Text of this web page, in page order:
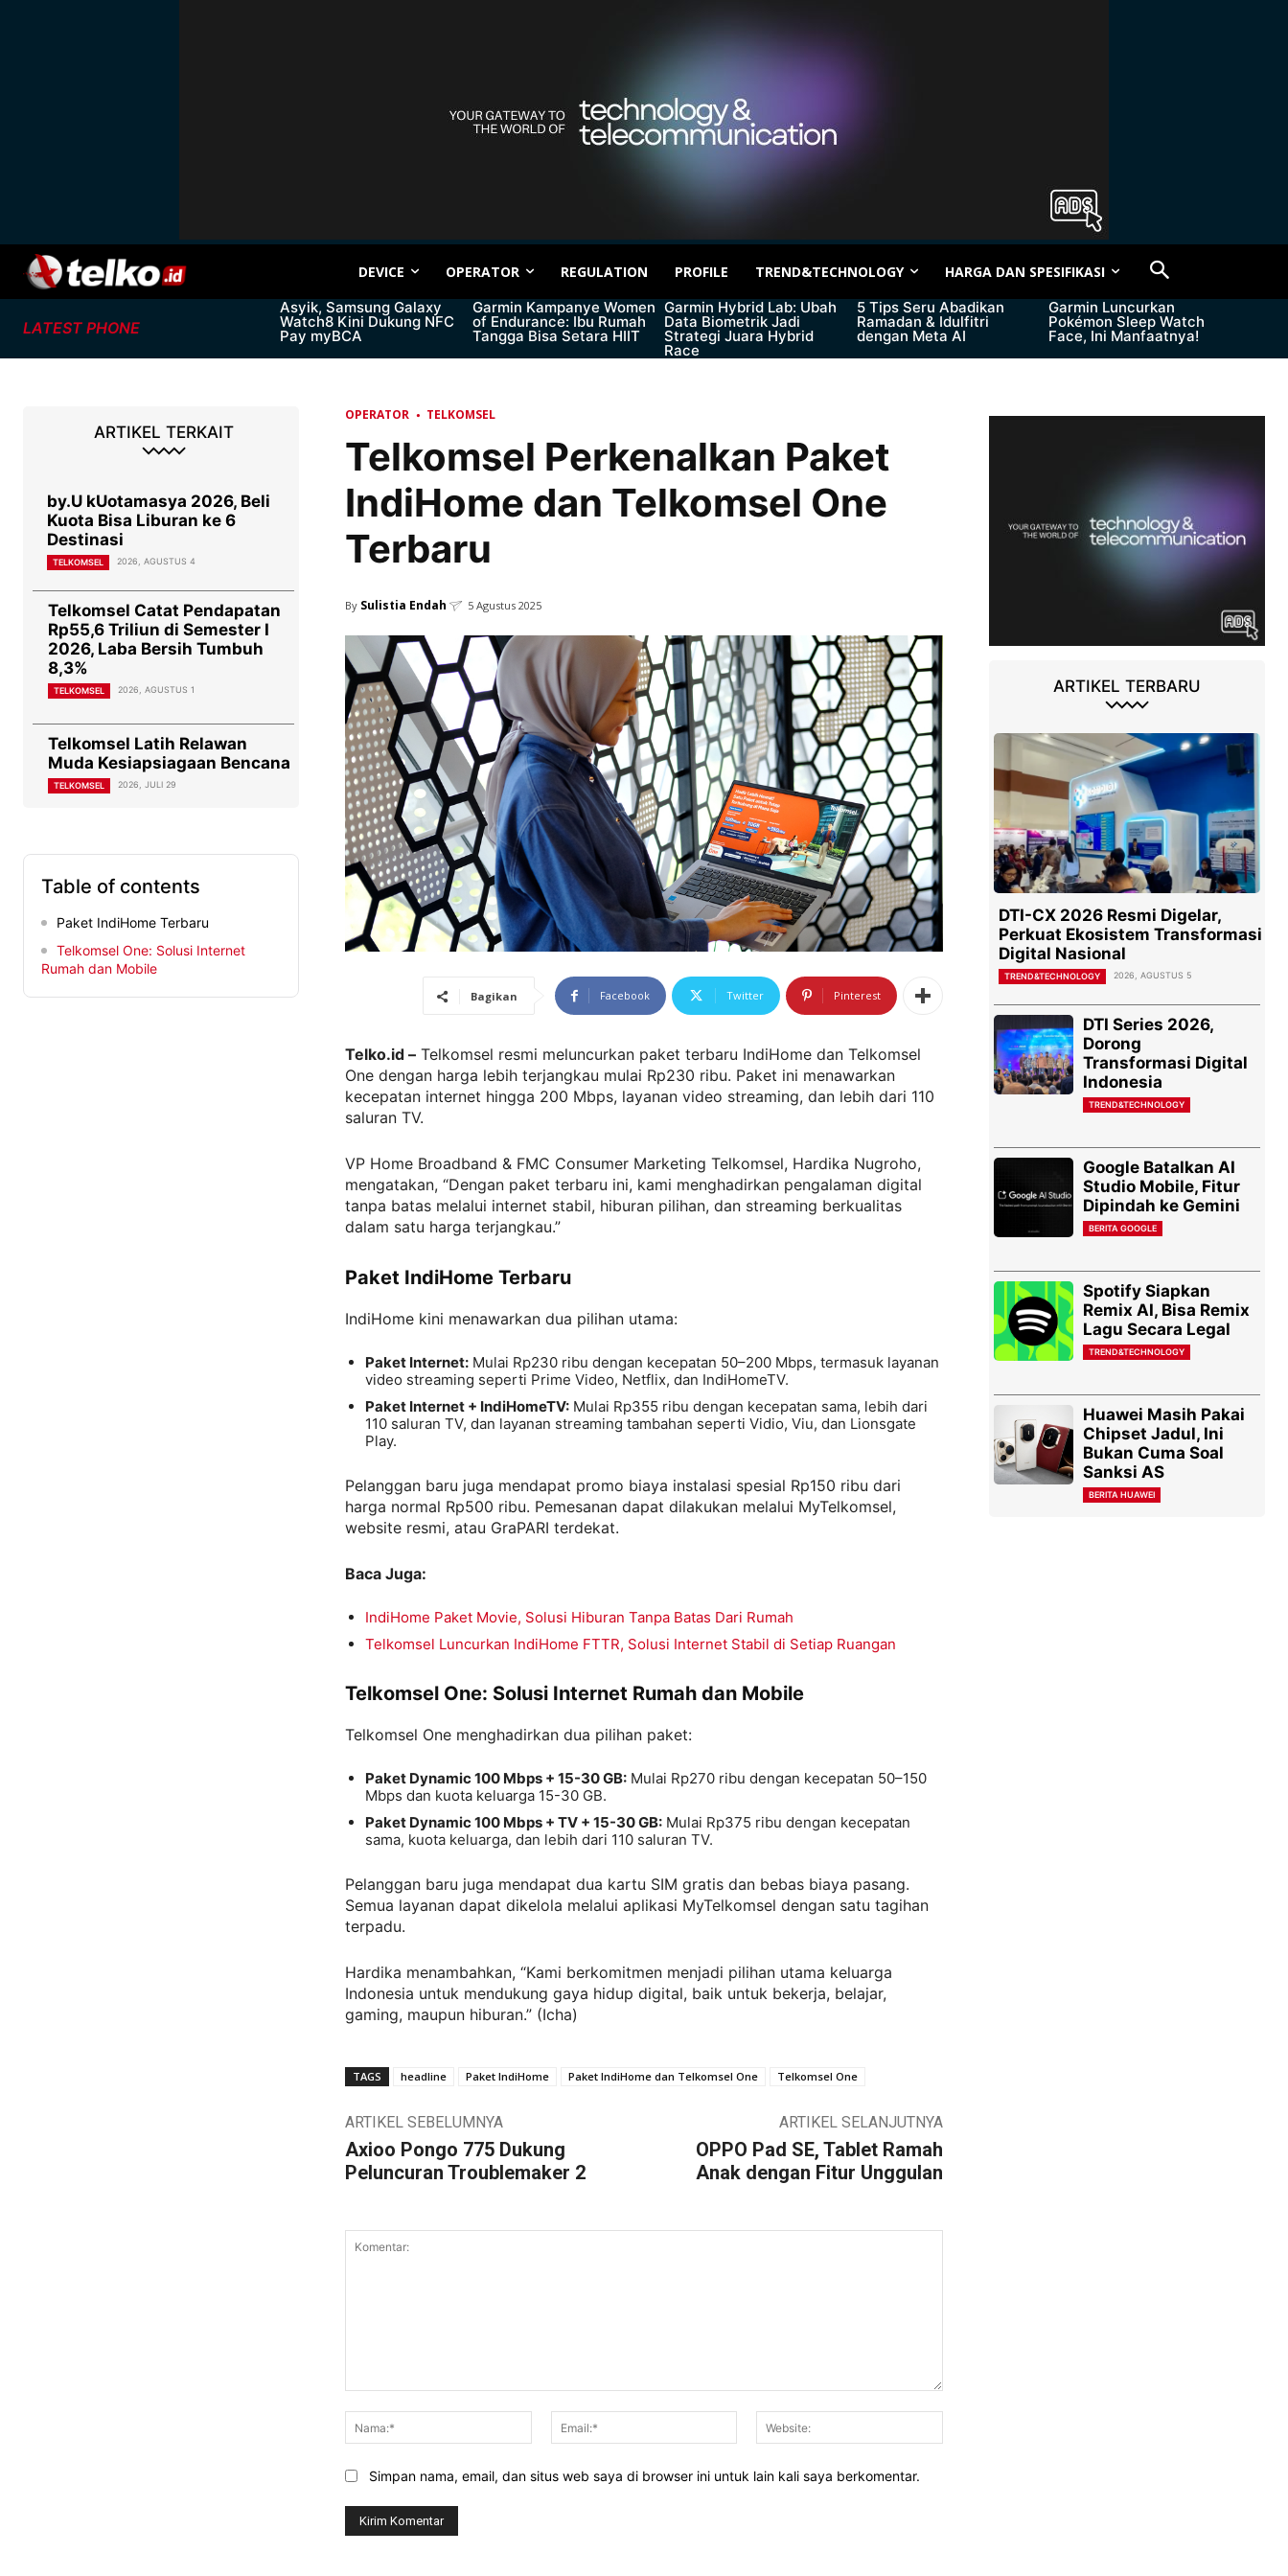
DEVICE OPERATOR REGULATION PROFILE TREND&TECHNOLOGY HARGA DAN SPESIFIKASI
LATEST PHONE
Asyik, Samsung Galaxy
Watch8 Kini Dukung NFC
Pay myBCA
Garmin Kampanye Women
of Endurance: Ibu Rumah
Tangga Bisa Setara HIIT
Garmin Hybrid Lab: Ubah
Data Biometrik Jadi
Strategi Juara Hybrid
Race
5 Tips Seru Abadikan
Ramadan & Idulfitri
dengan Meta AI
Garmin Luncurkan
Pokémon Sleep Watch
Face, Ini Manfaatnya!
ARTIKEL TERKAIT
by.U kUotamasya 2026, Beli
Kuota Bisa Liburan ke 6
Destinasi
TELKOMSEL 2026, AGUSTUS 4
Telkomsel Catat Pendapatan
Rp55,6 Triliun di Semester I
2026, Laba Bersih Tumbuh
8,3%
TELKOMSEL 2026, AGUSTUS 1
Telkomsel Latih Relawan
Muda Kesiapsiagaan Bencana
TELKOMSEL 2026, JULI 29
Table of contents
Paket IndiHome Terbaru
Telkomsel One: Solusi Internet
Rumah dan Mobile
OPERATOR TELKOMSEL
Telkomsel Perkenalkan Paket
IndiHome dan Telkomsel One
Terbaru
By Sulistia Endah 5 Agustus 2025
Bagikan Facebook Twitter Pinterest
Telko.id – Telkomsel resmi meluncurkan paket terbaru IndiHome dan Telkomsel
One dengan harga lebih terjangkau mulai Rp230 ribu. Paket ini menawarkan
kecepatan internet hingga 200 Mbps, layanan video streaming, dan lebih dari 110
saluran TV.
VP Home Broadband & FMC Consumer Marketing Telkomsel, Hardika Nugroho,
mengatakan, “Dengan paket terbaru ini, kami menghadirkan pengalaman digital
tanpa batas melalui internet stabil, hiburan pilihan, dan streaming berkualitas
dalam satu harga terjangkau.”
Paket IndiHome Terbaru
IndiHome kini menawarkan dua pilihan utama:
Paket Internet: Mulai Rp230 ribu dengan kecepatan 50–200 Mbps, termasuk layanan
video streaming seperti Prime Video, Netflix, dan IndiHomeTV.
Paket Internet + IndiHomeTV: Mulai Rp355 ribu dengan kecepatan sama, lebih dari
110 saluran TV, dan layanan streaming tambahan seperti Vidio, Viu, dan Lionsgate
Play.
Pelanggan baru juga mendapat promo biaya instalasi spesial Rp150 ribu dari
harga normal Rp500 ribu. Pemesanan dapat dilakukan melalui MyTelkomsel,
website resmi, atau GraPARI terdekat.
Baca Juga:
IndiHome Paket Movie, Solusi Hiburan Tanpa Batas Dari Rumah
Telkomsel Luncurkan IndiHome FTTR, Solusi Internet Stabil di Setiap Ruangan
Telkomsel One: Solusi Internet Rumah dan Mobile
Telkomsel One menghadirkan dua pilihan paket:
Paket Dynamic 100 Mbps + 15-30 GB: Mulai Rp270 ribu dengan kecepatan 50–150
Mbps dan kuota keluarga 15-30 GB.
Paket Dynamic 100 Mbps + TV + 15-30 GB: Mulai Rp375 ribu dengan kecepatan
sama, kuota keluarga, dan lebih dari 110 saluran TV.
Pelanggan baru juga mendapat dua kartu SIM gratis dan bebas biaya pasang.
Semua layanan dapat dikelola melalui aplikasi MyTelkomsel dengan satu tagihan
terpadu.
Hardika menambahkan, “Kami berkomitmen menjadi pilihan utama keluarga
Indonesia untuk mendukung gaya hidup digital, baik untuk bekerja, belajar,
gaming, maupun hiburan.” (Icha)
TAGS headline Paket IndiHome Paket IndiHome dan Telkomsel One Telkomsel One
ARTIKEL SEBELUMNYA
Axioo Pongo 775 Dukung
Peluncuran Troublemaker 2
ARTIKEL SELANJUTNYA
OPPO Pad SE, Tablet Ramah
Anak dengan Fitur Unggulan
Nama:*
Email:*
Simpan nama, email, dan situs web saya di browser ini untuk lain kali saya berkomentar.
ARTIKEL TERBARU
DTI-CX 2026 Resmi Digelar,
Perkuat Ekosistem Transformasi
Digital Nasional
TREND&TECHNOLOGY 2026, AGUSTUS 5
DTI Series 2026,
Dorong
Transformasi Digital
Indonesia
TREND&TECHNOLOGY
Google Batalkan AI
Studio Mobile, Fitur
Dipindah ke Gemini
BERITA GOOGLE
Spotify Siapkan
Remix AI, Bisa Remix
Lagu Secara Legal
TREND&TECHNOLOGY
Huawei Masih Pakai
Chipset Jadul, Ini
Bukan Cuma Soal
Sanksi AS
BERITA HUAWEI